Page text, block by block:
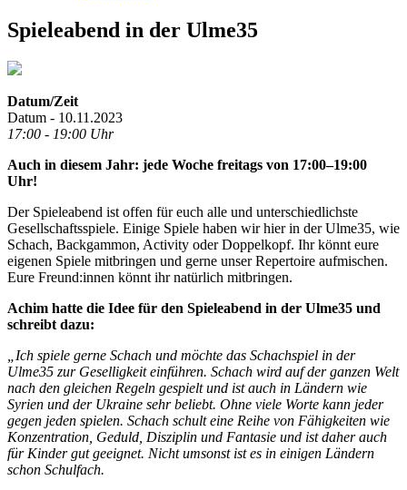
Spieleabend in der Ulme35
Datum/Zeit
Datum - 10.11.2023
17:00 - 19:00 Uhr
Auch in diesem Jahr: jede Woche freitags von 17:00–19:00
Uhr!
Der Spieleabend ist offen für euch alle und unterschiedlichste
Gesellschaftsspiele. Einige Spiele haben wir hier in der Ulme35, wie
Schach, Backgammon, Activity oder Doppelkopf. Ihr könnt eure
eigenen Spiele mitbringen und gerne unser Repertoire aufmischen.
Eure Freund:innen könnt ihr natürlich mitbringen.
Achim hatte die Idee für den Spieleabend in der Ulme35 und
schreibt dazu:
„Ich spiele gerne Schach und möchte das Schachspiel in der
Ulme35 zur Geselligkeit einführen. Schach wird auf der ganzen Welt
nach den gleichen Regeln gespielt und ist auch in Ländern wie
Syrien und der Ukraine sehr beliebt. Ohne viele Worte kann jeder
gegen jeden spielen. Schach schult eine Reihe von Fähigkeiten wie
Konzentration, Geduld, Disziplin und Fantasie und ist daher auch
für Kinder gut geeignet. Nicht umsonst ist es in einigen Ländern
schon Schulfach.